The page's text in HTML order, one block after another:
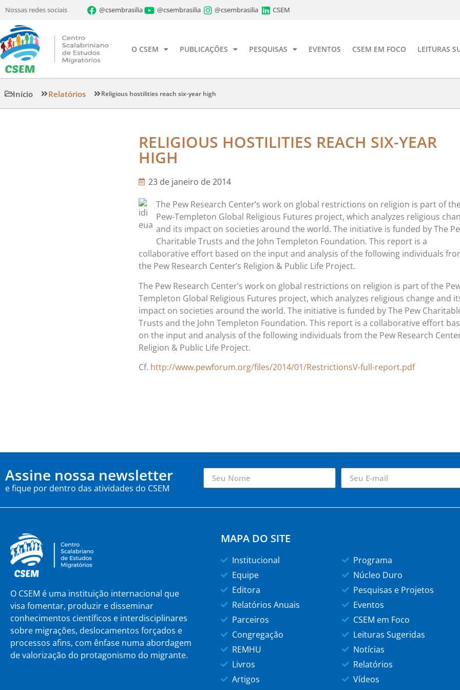
Nossas redes sociais @csembrasilia @csembrasilia @csembrasilia CSEM
O CSEM PUBLICAÇÕES PESQUISAS EVENTOS CSEM EM FOCO LEITURAS
Início Relatórios Religious hostilities reach six-year high
RELIGIOUS HOSTILITIES REACH SIX-YEAR
HIGH
23 de janeiro de 2014
The Pew Research Center’s work on global restrictions on religion is part of the
Pew-Templeton Global Religious Futures project, which analyzes religious
and its impact on societies around the world. The initiative is funded by The
Charitable Trusts and the John Templeton Foundation. This report is a
collaborative effort based on the input and analysis of the following individuals
the Pew Research Center’s Religion & Public Life Project.
The Pew Research Center’s work on global restrictions on religion is part of the
Templeton Global Religious Futures project, which analyzes religious change and
impact on societies around the world. The initiative is funded by The Pew
Trusts and the John Templeton Foundation. This report is a collaborative effort
on the input and analysis of the following individuals from the Pew Research
Religion & Public Life Project.
Cf. http://www.pewforum.org/files/2014/01/RestrictionsV-full-report.pdf
Assine nossa newsletter
e fique por dentro das atividades do CSEM
O CSEM é uma instituição internacional que
visa fomentar, produzir e disseminar
conhecimentos científicos e interdisciplinares
sobre migrações, deslocamentos forçados e
processos afins, com ênfase numa abordagem
de valorização do protagonismo do migrante.
MAPA DO SITE
Institucional
Equipe
Editora
Relatórios Anuais
Parceiros
Congregação
REMHU
Livros
Artigos
Programa
Núcleo Duro
Pesquisas e Projetos
Eventos
CSEM em Foco
Leituras Sugeridas
Notícias
Relatórios
Vídeos